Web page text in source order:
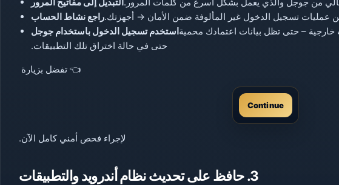
راجع نشاط الحسابتسجيل الدخول غير المألوفة ضمن الأمان → أجهزتك.
استخدم تسجيل الدخول باستخدام جوجلخارجية – حتى تظل بيانات اعتمادك محمية
حتى في حالة اختراق تلك التطبيقات.
👈 تفضل بزيارة
Continue
لإجراء فحص أمني كامل الآن.
3. حافظ على تحديث نظام أندرويد والتطبيقات